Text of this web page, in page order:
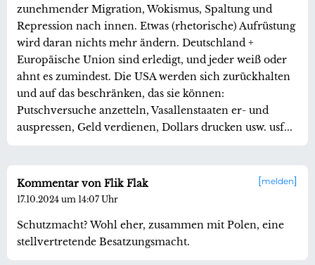
zunehmender Migration, Wokismus, Spaltung und
Repression nach innen. Etwas (rhetorische) Aufrüstung
wird daran nichts mehr ändern. Deutschland +
Europäische Union sind erledigt, und jeder weiß oder
ahnt es zumindest. Die USA werden sich zurückhalten
und auf das beschränken, das sie können:
Putschversuche anzetteln, Vasallenstaaten er- und
auspressen, Geld verdienen, Dollars drucken usw. usf...
melden
Kommentar von Flik Flak
17.10.2024 um 14:07 Uhr
Schutzmacht? Wohl eher, zusammen mit Polen, eine
stellvertretende Besatzungsmacht.